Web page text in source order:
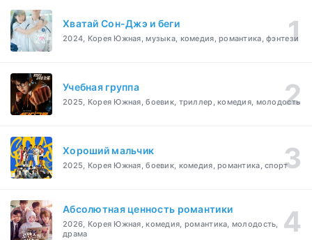
Хватай Сон-Джэ и беги
2024, Корея Южная, музыка, комедия, романтика, фэнтези
Учебная группа
2025, Корея Южная, боевик, триллер, комедия, молодость
Хороший мальчик
2025, Корея Южная, боевик, комедия, романтика, спорт
Абсолютная ценность романтики
2026, Корея Южная, комедия, романтика, молодость,
драма